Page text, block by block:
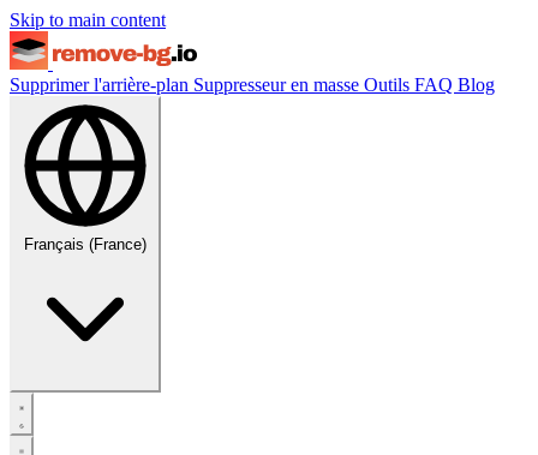
Skip to main content
Supprimer l'arrière-plan Suppresseur en masse Outils FAQ Blog
Français (France)